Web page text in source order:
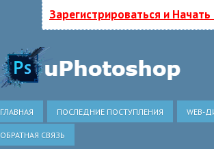
Зарегистрироваться и
ГЛАВНАЯ ПОСЛЕДНИЕ ПОСТУПЛЕНИЯ WEB-
ОБРАТНАЯ СВЯЗЬ